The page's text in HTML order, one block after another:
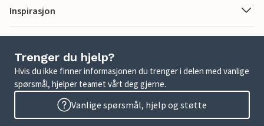
Inspirasjon
Trenger du hjelp?
Hvis du ikke finner informasjonen du trenger i delen med vanlige
spørsmål, hjelper teamet vårt deg gjerne.
Vanlige spørsmål, hjelp og støtte